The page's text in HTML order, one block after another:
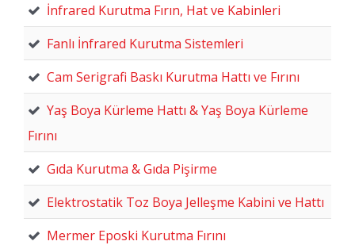
İnfrared Kurutma Fırın, Hat ve Kabinleri
Fanlı İnfrared Kurutma Sistemleri
Cam Serigrafi Baskı Kurutma Hattı ve Fırını
Yaş Boya Kürleme Hattı & Yaş Boya Kürleme
Fırını
Gıda Kurutma & Gıda Pişirme
Elektrostatik Toz Boya Jelleşme Kabini ve Hattı
Mermer Eposki Kurutma Fırını